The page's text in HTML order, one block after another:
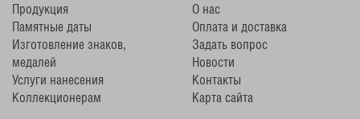
Продукция
Памятные даты
Изготовление знаков,
медалей
Услуги нанесения
Коллекционерам
О нас
Оплата и доставка
Задать вопрос
Новости
Контакты
Карта сайта